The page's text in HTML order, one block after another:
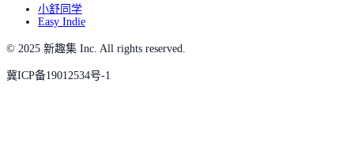
小舒同学
Easy Indie
© 2025 新趣集 Inc. All rights reserved.
冀ICP备19012534号-1